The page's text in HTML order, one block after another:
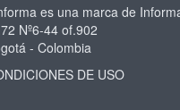
es una marca de
Nº6-44 of.902
- Colombia
DE USO